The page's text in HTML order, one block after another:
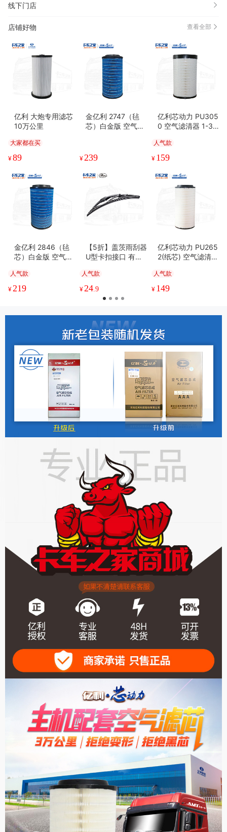
线下门店
店铺好物 查看全部
亿利 大炮专用滤芯
10万公里
大家都在买
¥89
金亿利 2747（毡
芯）白金版 空气滤
¥239
亿利芯动力 PU305
0 空气滤清器 1-3
龙旗舰/新天龙KL
人气款
¥ 159
金亿利 2846（毡
芯）白金版 空气滤
重汽新汕德卡
人气款
¥ 219
【5折】盖茨雨刮器
U型卡扣接口 有骨
人气款
¥ 24 .9
亿利芯动力 PU265
2(纸芯) 空气滤清器
J6P/JH6、重汽
人气款
¥ 149